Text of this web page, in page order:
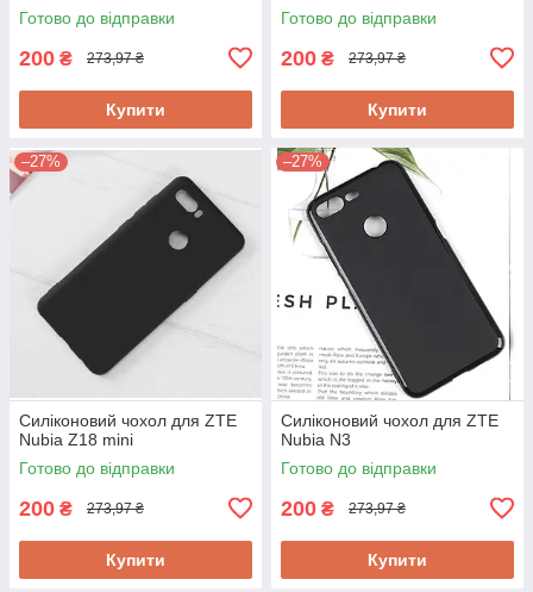
Готово до відправки
200 ₴ 273,97 ₴
Купити
Готово до відправки
200 ₴ 273,97 ₴
Купити
–27%
Силіконовий чохол для ZTE
Nubia Z18 mini
Готово до відправки
200 ₴ 273,97 ₴
Купити
–27%
Силіконовий чохол для ZTE
Nubia N3
Готово до відправки
200 ₴ 273,97 ₴
Купити